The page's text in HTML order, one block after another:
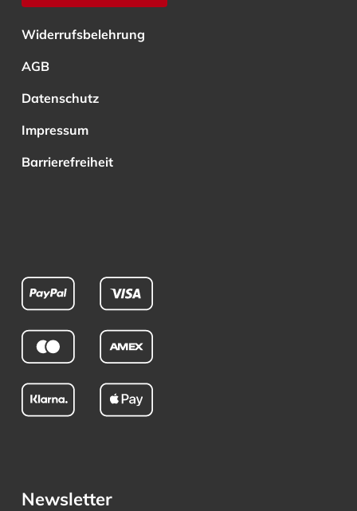
Widerrufsbelehrung
AGB
Datenschutz
Impressum
Barrierefreiheit
Newsletter